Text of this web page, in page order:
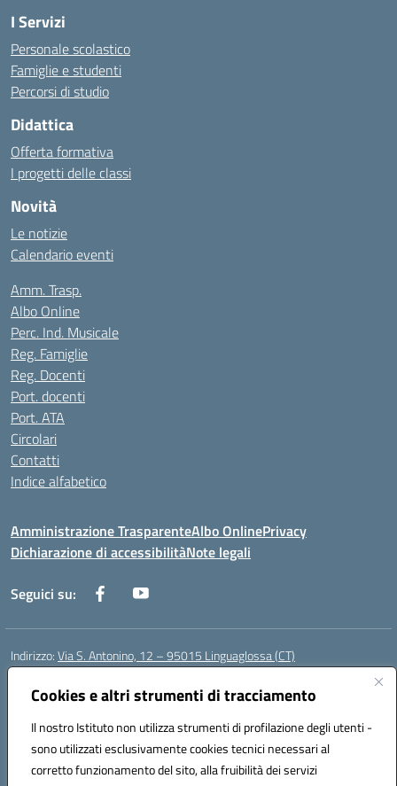
Cookies e altri strumenti di tracciamento
Il nostro Istituto non utilizza strumenti di profilazione degli utenti -
sono utilizzati esclusivamente cookies tecnici necessari al
corretto funzionamento del sito, alla fruibilità dei servizi
I Servizi
Personale scolastico
Famiglie e studenti
Percorsi di studio
Didattica
Offerta formativa
I progetti delle classi
Novità
Le notizie
Calendario eventi
Amm. Trasp.
Albo Online
Perc. Ind. Musicale
Reg. Famiglie
Reg. Docenti
Port. docenti
Port. ATA
Circolari
Contatti
Indice alfabetico
Amministrazione TrasparenteAlbo OnlinePrivacy
Dichiarazione di accessibilitàNote legali
Seguici su:
Indirizzo:Via S. Antonino, 12 – 95015 Linguaglossa (CT)
Centralino:095 643051 Email:ctic83200r@istruzione.it
Posta elettronica certificata (PEC):ctic83200r@pec.istruzione.it
Codice fiscale: 83002470876
Codice meccanografico:CTIC83200R
Codice Indice delle Pubbliche Amministrazioni (IPA): istsc_CTIC83200R
Codice unico di fatturazione (CUF): UF7TEB